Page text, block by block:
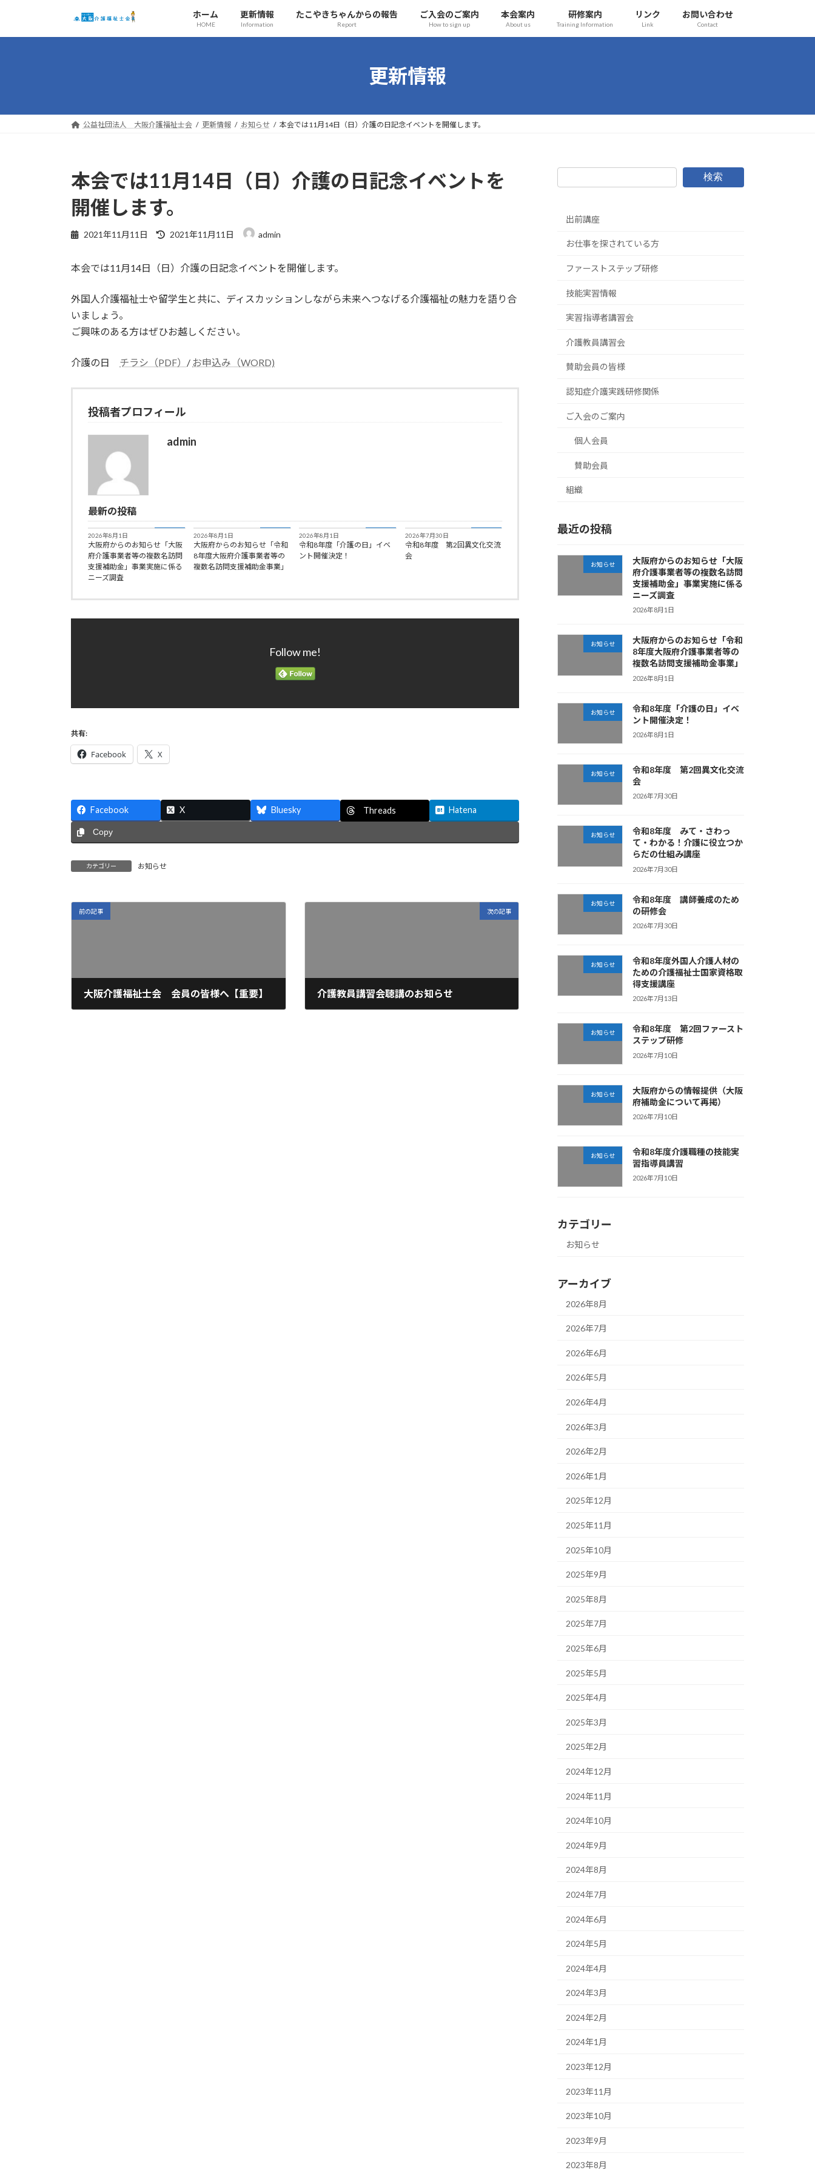
テ
ゲ
ホーム
HOME
更新情報
Information
たこやきちゃんからの報告
Report
ご入会のご案内
How to sign up
本会案内
About us
研修案内
Training Information
リンク
Link
お問い合わせ
Contact
更新情報
公益社団法人 大阪介護福祉士会 更新情報 お知らせ 本会では11月14日（日）介護の日記念イベントを開催します。
本会では11月14日（日）介護の日記念イベントを
開催します。
2021年11月11日
最
新
時
:
2021年11月11日 admin
本会では11月14日（日）介護の日記念イベントを開催します。
外国人介護福祉士や留学生と共に、ディスカッションしながら未来へつなげる介護福祉の魅力を語り合
いましょう。
ご興味のある方はぜひお越しください。
介護の日 チラシ（PDF） / お申込み（WORD)
投稿者プロフィール
admin
最新の投稿
お知らせ
2026年8月1日
大阪府からのお知らせ「大阪
府介護事業者等の複数名訪問
支援補助金」事業実施に係る
ニーズ調査
お知らせ
2026年8月1日
大阪府からのお知らせ「令和
8年度大阪府介護事業者等の
複数名訪問支援補助金事業」
お知らせ
2026年8月1日
令和8年度「介護の日」イベ
ント開催決定！
お知らせ
2026年7月30日
令和8年度 第2回異文化交流
会
Follow me!
共有:
Facebook X
Facebook X Bluesky Threads Hatena
Copy
カテゴリー お知らせ
前の記事
大阪介護福祉士会 会員の皆様へ【重要】
次の記事
介護教員講習会聴講のお知らせ
検索
出前講座
お仕事を探されている方
ファーストステップ研修
技能実習情報
実習指導者講習会
介護教員講習会
賛助会員の皆様
認知症介護実践研修関係
ご入会のご案内
個人会員
賛助会員
組織
最近の投稿
お知らせ
大阪府からのお知らせ「大阪
府介護事業者等の複数名訪問
支援補助金」事業実施に係る
ニーズ調査
2026年8月1日
お知らせ
大阪府からのお知らせ「令和
8年度大阪府介護事業者等の
複数名訪問支援補助金事業」
2026年8月1日
お知らせ
令和8年度「介護の日」イベ
ント開催決定！
2026年8月1日
お知らせ
令和8年度 第2回異文化交流
会
2026年7月30日
お知らせ
令和8年度 みて・さわっ
て・わかる！介護に役立つか
らだの仕組み講座
2026年7月30日
お知らせ
令和8年度 講師養成のため
の研修会
2026年7月30日
お知らせ
令和8年度外国人介護人材の
ための介護福祉士国家資格取
得支援講座
2026年7月13日
お知らせ
令和8年度 第2回ファースト
ステップ研修
2026年7月10日
お知らせ
大阪府からの情報提供（大阪
府補助金について再掲）
2026年7月10日
お知らせ
令和8年度介護職種の技能実
習指導員講習
2026年7月10日
カテゴリー
お知らせ
アーカイブ
2026年8月
2026年7月
2026年6月
2026年5月
2026年4月
2026年3月
2026年2月
2026年1月
2025年12月
2025年11月
2025年10月
2025年9月
2025年8月
2025年7月
2025年6月
2025年5月
2025年4月
2025年3月
2025年2月
2024年12月
2024年11月
2024年10月
2024年9月
2024年8月
2024年7月
2024年6月
2024年5月
2024年4月
2024年3月
2024年2月
2024年1月
2023年12月
2023年11月
2023年10月
2023年9月
2023年8月